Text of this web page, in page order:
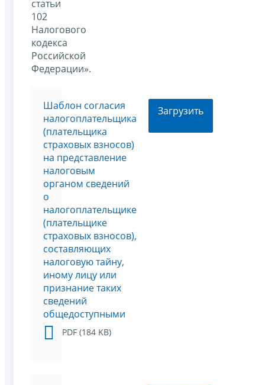
статьи
102
Налогового
кодекса
Российской
Федерации».
Шаблон согласия
налогоплательщика
(плательщика
страховых взносов)
на представление
налоговым
органом сведений
о
налогоплательщике
(плательщике
страховых взносов),
составляющих
налоговую тайну,
иному лицу или
признание таких
сведений
общедоступными
PDF (184 KB)
Загрузить